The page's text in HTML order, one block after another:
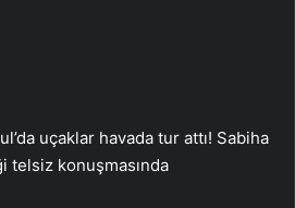
uçaklar havada tur attı! Sabiha
telsiz konuşmasında